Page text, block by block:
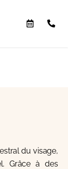
du visage,
Grâce à des